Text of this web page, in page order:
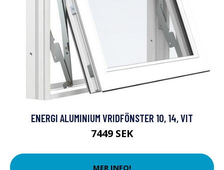
ENERGI ALUMINIUM VRIDFÖNSTER 10, 14, VIT
7449 SEK
MER INFO!